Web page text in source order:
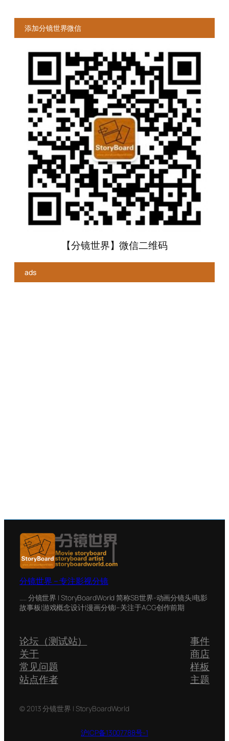
添加分镜世界微信
【分镜世界】微信二维码
ads
分镜世界 – 专注影视分镜
….. 分镜世界 | StoryBoardWorld 简称SB世界-动画分镜头|电影
故事板|游戏概念设计|漫画分镜|–关注于ACG创作前期
论坛（测试站）
关于
常见问题
站点作者
事件
商店
样板
主题
© 2013 分镜世界 | StoryBoardWorld
沪ICP备13007788号-1